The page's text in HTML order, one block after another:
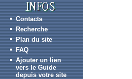
Contacts
Recherche
Plan du site
FAQ
Ajouter un lien
vers le Guide
depuis votre site